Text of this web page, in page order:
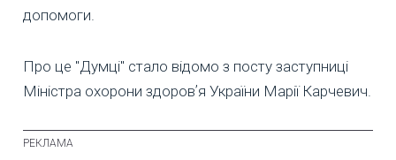
допомоги.
Про це "Думці" стало відомо з посту заступниці
Міністра охорони здоровʼя України Марії Карчевич.